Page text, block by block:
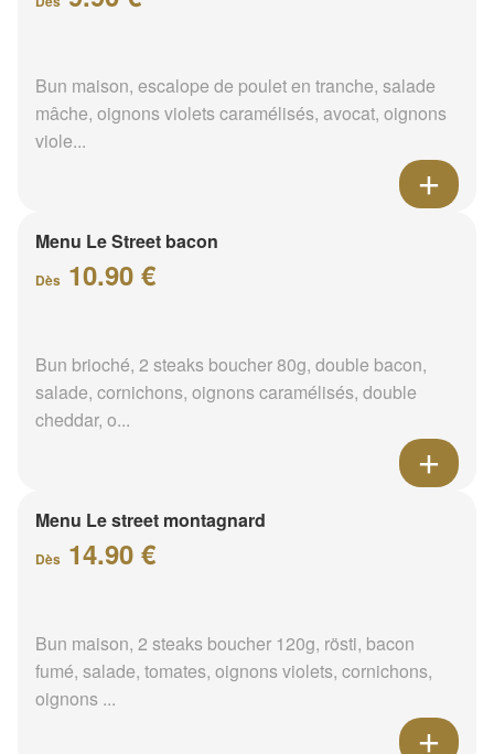
Bun maison, escalope de poulet en tranche, salade
mâche, oignons violets caramélisés, avocat, oignons
viole...
Menu Le Street bacon
Dès 10.90 €
Bun brioché, 2 steaks boucher 80g, double bacon,
salade, cornichons, oignons caramélisés, double
cheddar, o...
Menu Le street montagnard
Dès 14.90 €
Bun maison, 2 steaks boucher 120g, rösti, bacon
fumé, salade, tomates, oignons violets, cornichons,
oignons ...